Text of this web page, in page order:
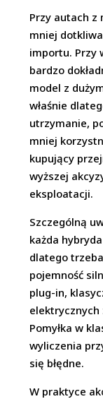
Przy autach z
mniej
importu. Przy
bardzo
model z
właśnie
utrzymanie,
mniej
kupujący
wyższej
eksploatacji.
Szczególną
każda
dlatego
pojemność
plug-in,
elektrycznych
Pomyłka w
wyliczenia
się błędne.
W praktyce